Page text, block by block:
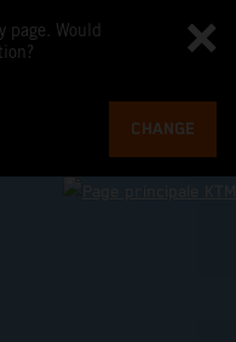
page. Would
CHANGE